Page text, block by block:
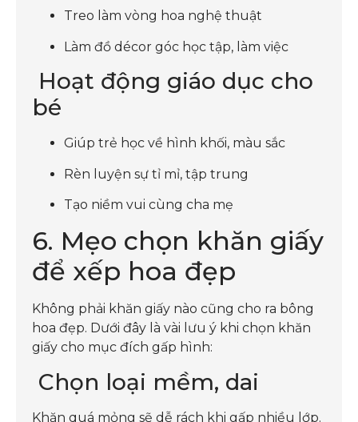
Treo làm vòng hoa nghệ thuật
Làm đồ décor góc học tập, làm việc
Hoạt động giáo dục cho
bé
Giúp trẻ học về hình khối, màu sắc
Rèn luyện sự tỉ mỉ, tập trung
Tạo niềm vui cùng cha mẹ
6. Mẹo chọn khăn giấy
để xếp hoa đẹp
Không phải khăn giấy nào cũng cho ra bông
hoa đẹp. Dưới đây là vài lưu ý khi chọn khăn
giấy cho mục đích gấp hình:
Chọn loại mềm, dai
Khăn quá mỏng sẽ dễ rách khi gấp nhiều lớp.